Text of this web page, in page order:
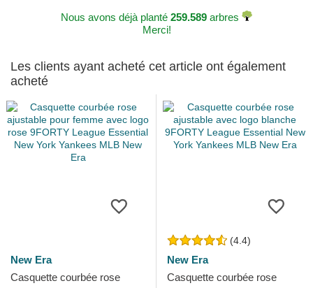
Nous avons déjà planté 259.589 arbres
Merci!
Les clients ayant acheté cet article ont également
acheté
New Era
Casquette courbée rose
(4.4)
New Era
Casquette courbée rose